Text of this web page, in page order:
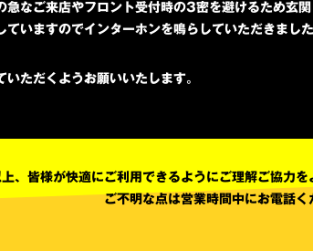
なご来店やフロント受付時の3密を避けるため玄関
いますのでインターホンを鳴らしていただきまし
ただくようお願いいたします。
、皆様が快適にご利用できるようにご理解ご協力を
ご不明な点は営業時間中にお電話く